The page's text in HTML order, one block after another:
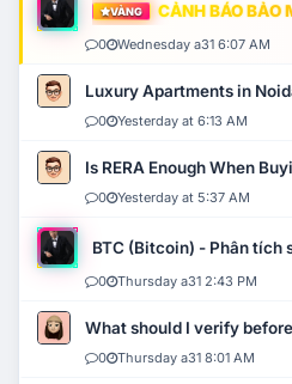
VÀNG CẢNH BÁO BẢO
0 Wednesday a31 6:07 AM
Luxury Apartments in
0 Yesterday at 6:13 AM
Is RERA Enough When
0 Yesterday at 5:37 AM
BTC (Bitcoin) - Phân
0 Thursday a31 2:43 PM
What should I verify
0 Thursday a31 8:01 AM